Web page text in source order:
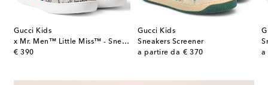
Gucci Kids
x Mr. Men™ Little Miss™ - Sneakers Ace in canvas GG
€ 390
original price
Gucci Kids
Sneakers Screener
a partire da € 370
original price
a